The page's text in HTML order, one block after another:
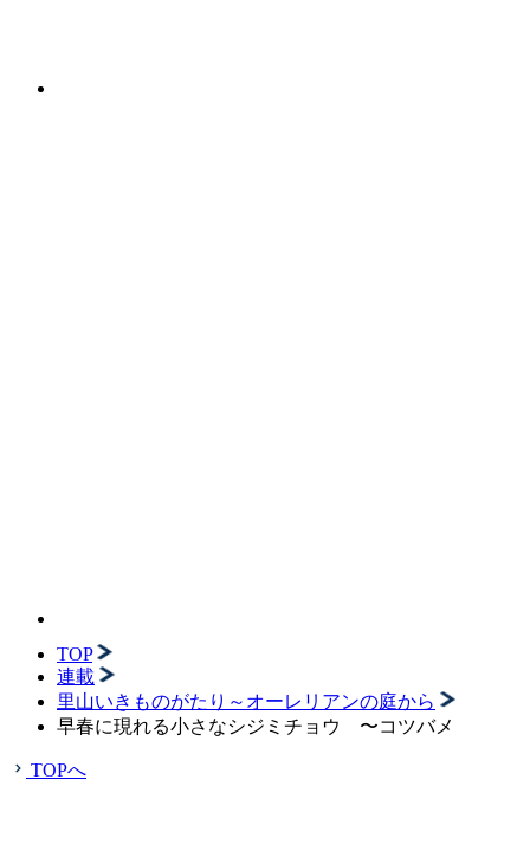
TOP
連載
里山いきものがたり～オーレリアンの庭から
早春に現れる小さなシジミチョウ 〜コツバメ
TOPへ